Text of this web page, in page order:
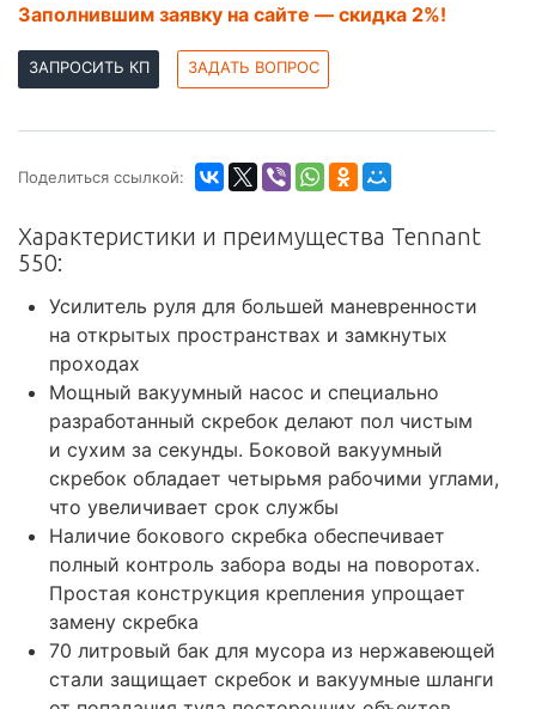
Заполнившим заявку на сайте — скидка 2%!
ЗАПРОСИТЬ КП ЗАДАТЬ ВОПРОС
Поделиться ссылкой:
Характеристики и преимущества Tennant
550:
Усилитель руля для большей маневренности
на открытых пространствах и замкнутых
проходах
Мощный вакуумный насос и специально
разработанный скребок делают пол чистым
и сухим за секунды. Боковой вакуумный
скребок обладает четырьмя рабочими углами,
что увеличивает срок службы
Наличие бокового скребка обеспечивает
полный контроль забора воды на поворотах.
Простая конструкция крепления упрощает
замену скребка
70 литровый бак для мусора из нержавеющей
стали защищает скребок и вакуумные шланги